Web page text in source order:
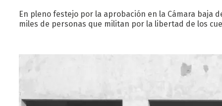
En pleno festejo por la aprobación en la Cámara baja
miles de personas que militan por la libertad de los